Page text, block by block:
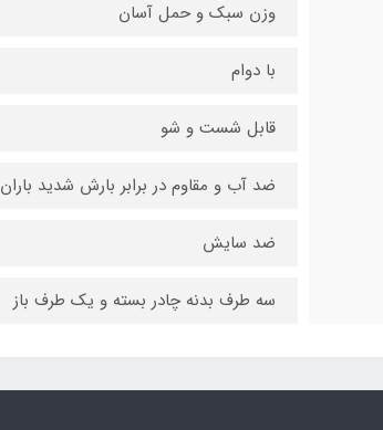
وزن سبک و حمل آسان
با دوام
قابل شست و شو
ضد آب و مقاوم در برابر بارش شدید باران
ضد سایش
سه طرف بدنه چادر بسته و یک طرف باز